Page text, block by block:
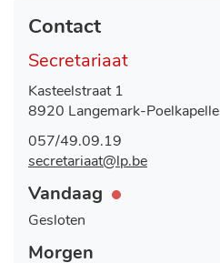
Contact
Secretariaat
Adres
Kasteelstraat 1
,8920 Langemark-Poelkapelle
Tel.
057/49.09.19
E-
secretariaat@lp.be
Openingsuren
Vandaag
Gesloten
Morgen